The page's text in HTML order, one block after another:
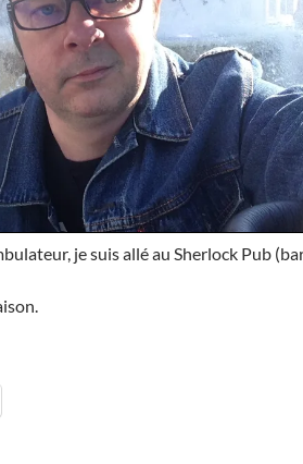
je suis allé au Sherlock Pub